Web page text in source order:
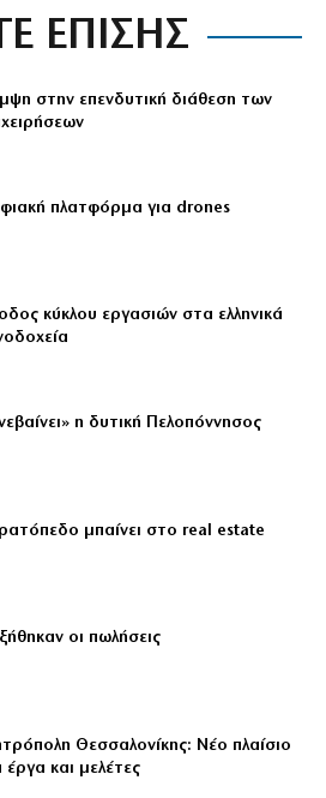
ΕΠΙΣΗΣ
στην επενδυτική διάθεση των
πλατφόρμα για drones
κύκλου εργασιών στα ελληνικά
η δυτική Πελοπόννησος
μπαίνει στο real estate
οι πωλήσεις
Θεσσαλονίκης: Νέο πλαίσιο
έργα και μελέτες